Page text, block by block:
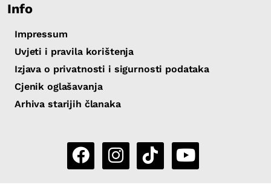
Info
Impressum
Uvjeti i pravila korištenja
Izjava o privatnosti i sigurnosti podataka
Cjenik oglašavanja
Arhiva starijih članaka